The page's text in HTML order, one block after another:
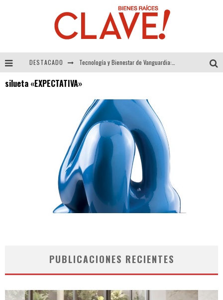
DESTACADO
silueta «EXPECTATIVA»
PUBLICACIONES RECIENTES